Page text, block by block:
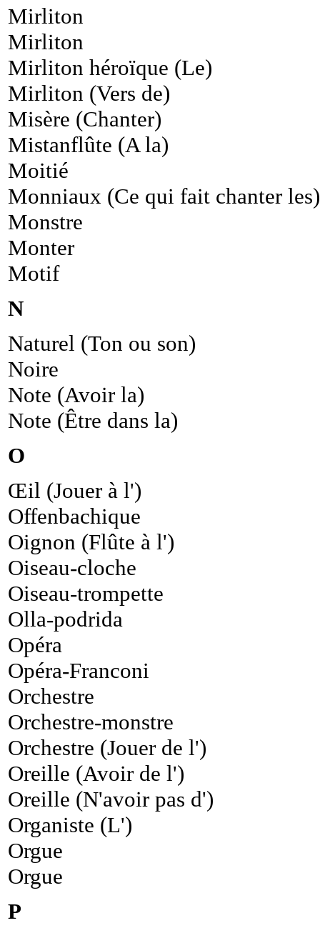
Mirliton
Mirliton
Mirliton héroïque (Le)
Mirliton (Vers de)
Misère (Chanter)
Mistanflûte (A la)
Moitié
Monniaux (Ce qui fait chanter les)
Monstre
Monter
Motif
N
Naturel (Ton ou son)
Noire
Note (Avoir la)
Note (Être dans la)
O
Œil (Jouer à l')
Offenbachique
Oignon (Flûte à l')
Oiseau-cloche
Oiseau-trompette
Olla-podrida
Opéra
Opéra-Franconi
Orchestre
Orchestre-monstre
Orchestre (Jouer de l')
Oreille (Avoir de l')
Oreille (N'avoir pas d')
Organiste (L')
Orgue
Orgue
P